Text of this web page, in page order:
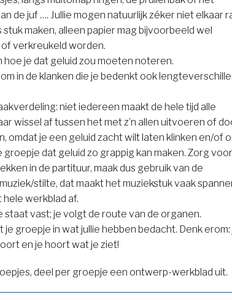
de juf …. Jullie mogen natuurlijk zéker niet elkaar
maken, alleen papier mag bijvoorbeeld wel
verkreukeld worden.
hoe je dat geluid zou moeten noteren.
in de klanken die je bedenkt ook
niet iedereen maakt de hele tijd alle
wissel af tussen het met z’n allen uitvoeren of
omdat je een geluid zacht wilt laten klinken en/of
groepje dat geluid zo grappig kan maken. Zorg
in de partituur, maak dus gebruik van de
stilte, dat maakt het muziekstuk vaak
hele werkblad af.
staat vast; je volgt de route van de organen.
je groepje in wat jullie hebben bedacht. Denk erom:
en je hoort wat je ziet!
deel per groepje een ontwerp-werkblad uit.